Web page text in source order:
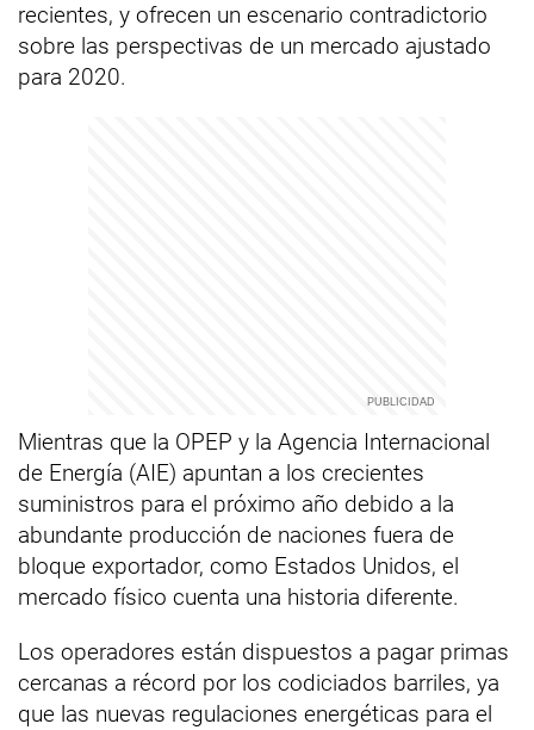
recientes, y ofrecen un escenario contradictorio
sobre las perspectivas de un mercado ajustado
para 2020.
Mientras que la OPEP y la Agencia Internacional
de Energía (AIE) apuntan a los crecientes
suministros para el próximo año debido a la
abundante producción de naciones fuera de
bloque exportador, como Estados Unidos, el
mercado físico cuenta una historia diferente.
Los operadores están dispuestos a pagar primas
cercanas a récord por los codiciados barriles, ya
que las nuevas regulaciones energéticas para el